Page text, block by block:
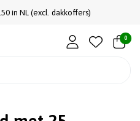
in NL (excl. dakkoffers)
0